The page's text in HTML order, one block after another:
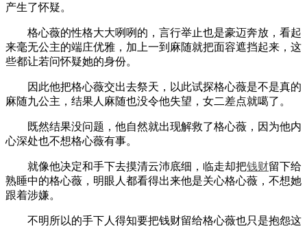
产生了怀疑。
格心薇的性格大大咧咧的，言行举止也是豪迈奔放，看起
来毫无公主的端庄优雅，加上一到麻随就把面容遮挡起来，这
些都让若问怀疑她的身份。
因此他把格心薇交出去祭天，以此试探格心薇是不是真的
麻随九公主，结果人麻随也没令他失望，女二差点就噶了。
既然结果没问题，他自然就出现解救了格心薇，因为他内
心深处也不想格心薇有事。
就像他决定和手下去摸清云沛底细，临走却把钱财留下给
熟睡中的格心薇，明眼人都看得出来他是关心格心薇，不想她
跟着涉嫌。
不明所以的手下人得知要把钱财留给格心薇也只是抱怨这